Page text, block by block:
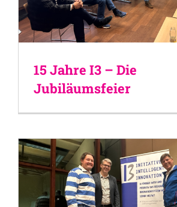
15 Jahre I3 – Die
Jubiläumsfeier